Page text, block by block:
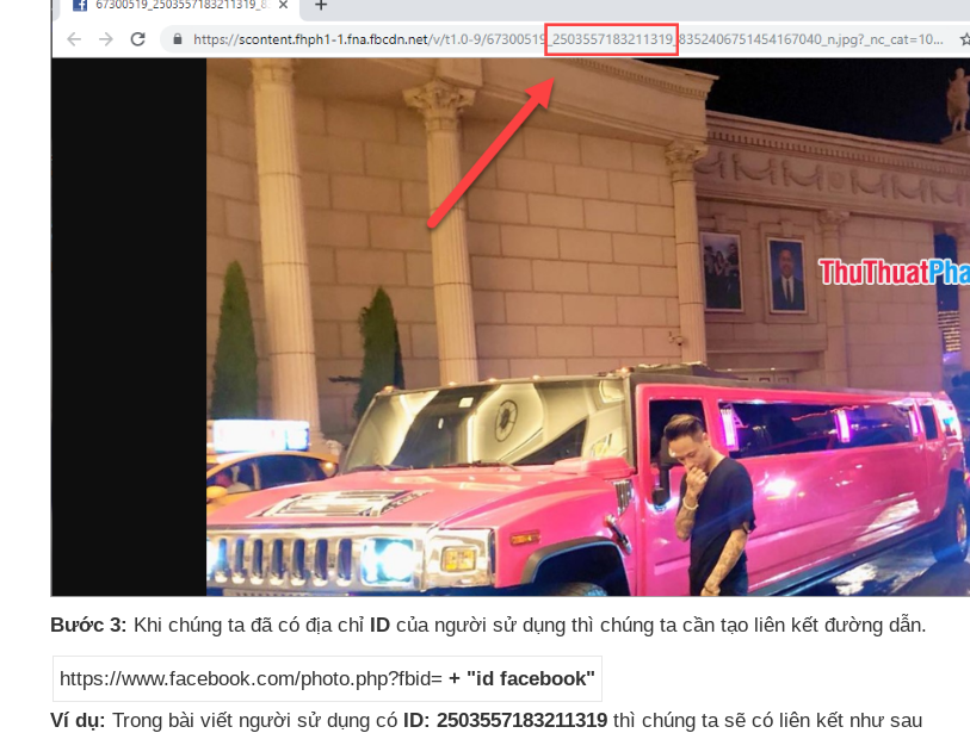
Bước 3: Khi chúng ta đã có địa chỉ ID của người sử dụng thì chúng ta cần tạo liên kết đường dẫn.
https://www.facebook.com/photo.php?fbid= + "id facebook"
Ví dụ: Trong bài viết người sử dụng có ID: 2503557183211319 thì chúng ta sẽ có liên kết như sau